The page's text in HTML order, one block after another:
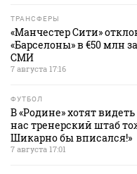
ТРАНСФЕРЫ
«Манчестер Сити»
«Барселоны» в €50 млн
СМИ
7 августа 17:16
ФУТБОЛ
В «Родине» хотят
нас тренерский штаб
Шикарно бы вписался!»
7 августа 17:01